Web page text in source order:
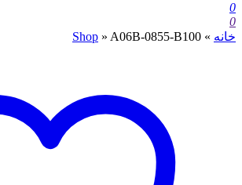
0
0
خانه »
Shop » A06B-0855-B100